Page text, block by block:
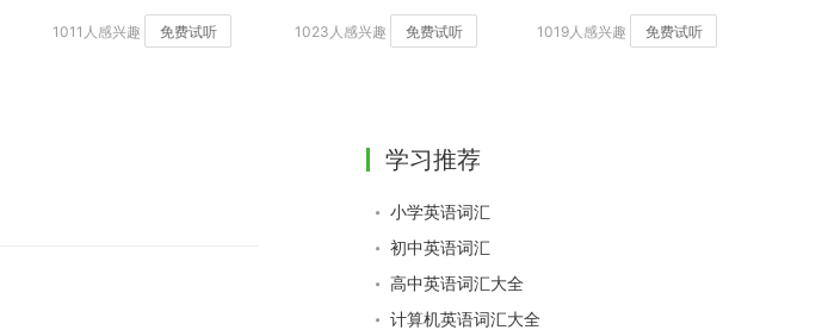
1011人感兴趣 免费试听 1023人感兴趣 免费试听 1019人感兴趣 免费试听
学习推荐
小学英语词汇
初中英语词汇
高中英语词汇大全
计算机英语词汇大全